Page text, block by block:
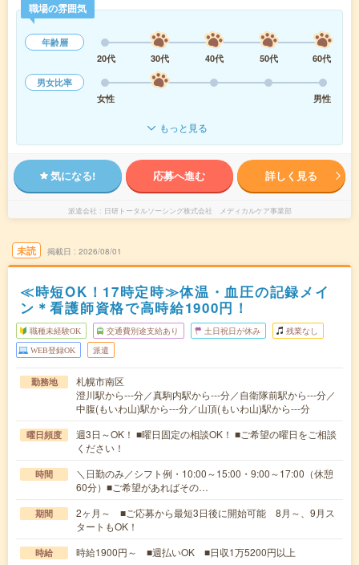
職場の雰囲気
年齢層
20代
30代 40代 50代
60代
男女比率
女性
男性
もっと見る
気になる! 応募へ進む 詳しく見る
派遣会社 日研トータルソーシング株式会社 メディカルケア事業部
未読 掲載日 2026/08/01
≪時短OK！17時定時≫体温・血圧の記録メイ
ン＊看護師資格で高時給1900円！
職種未経験OK 交通費別途支給あり 土日祝日が休み 残業なし
WEB登録OK 派遣
勤務地
札幌市南区
澄川駅から---分／真駒内駅から---分／自衛隊前駅から---分／
中腹(もいわ山)駅から---分／山頂(もいわ山)駅から---分
曜日頻度
週3日～OK！ ■曜日固定の相談OK！ ■ご希望の曜日をご相談
ください！
時間
＼日勤のみ／シフト例・10:00～15:00・9:00～17:00（休憩
60分）■ご希望があればその…
期間
2ヶ月～ ■ご応募から最短3日後に開始可能 8月～、9月ス
タートもOK！
時給 時給1900円～ ■週払いOK ■日収1万5200円以上